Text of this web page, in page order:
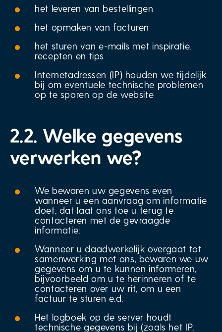
het leveren van bestellingen
het opmaken van facturen
het sturen van e-mails met inspiratie,
recepten en tips
Internetadressen (IP) houden we tijdelijk
bij om eventuele technische problemen
op te sporen op de website
2.2. Welke gegevens
verwerken we?
We bewaren uw gegevens even
wanneer u een aanvraag om informatie
doet, dat laat ons toe u terug te
contacteren met de gevraagde
informatie;
Wanneer u daadwerkelijk overgaat tot
samenwerking met ons, bewaren we uw
gegevens om u te kunnen informeren,
bijvoorbeeld om u te herinneren of te
contacteren over uw rit, om u een
factuur te sturen e.d.
Het logboek op de server houdt
technische gegevens bij (zoals het IP,